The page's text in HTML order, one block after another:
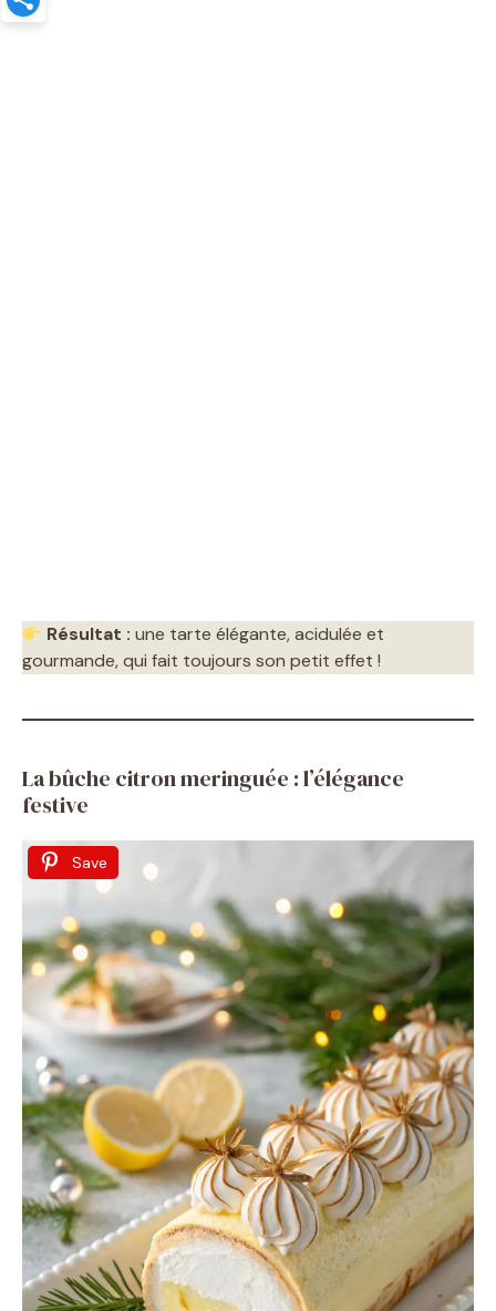
Résultat : une tarte élégante, acidulée et
gourmande, qui fait toujours son petit effet !
La bûche citron meringuée : l’élégance
festive
Save